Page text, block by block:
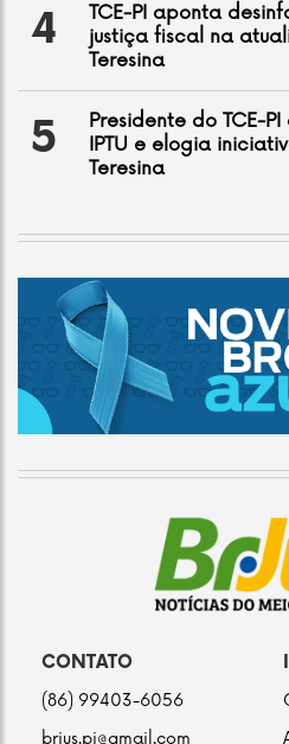
4
TCE-PI aponta
justiça fiscal na
Teresina
5
Presidente do TCE-
IPTU e elogia
Teresina
CONTATO
(86) 99403-6056
brjus.pi@gmail.com